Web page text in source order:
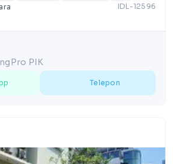
+/- 15+6 Miliar/Tahun!! Pasti
IDL-12596
PIK
Telepon